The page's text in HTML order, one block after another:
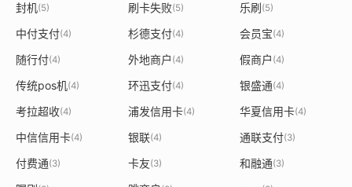
封机(5) 刷卡失败(5) 乐刷(5)
中付支付(4) 杉德支付(4) 会员宝(4)
随行付(4) 外地商户 (4) 假商户 (4)
传统pos机(4) 环迅支付(4) 银盛通(4)
考拉超收(4) 浦发信用卡(4) 华夏信用卡(4)
中信信用卡(4) 银联(4) 通联支付(3)
付费通(3) 卡友(3) 和融通(3)